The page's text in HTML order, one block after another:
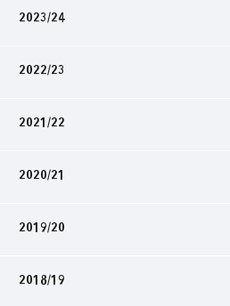
2023/24
2022/23
2021/22
2020/21
2019/20
2018/19